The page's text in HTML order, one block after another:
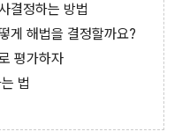
결정하는 방법
게 해법을 결정할까요?
평가하자
법